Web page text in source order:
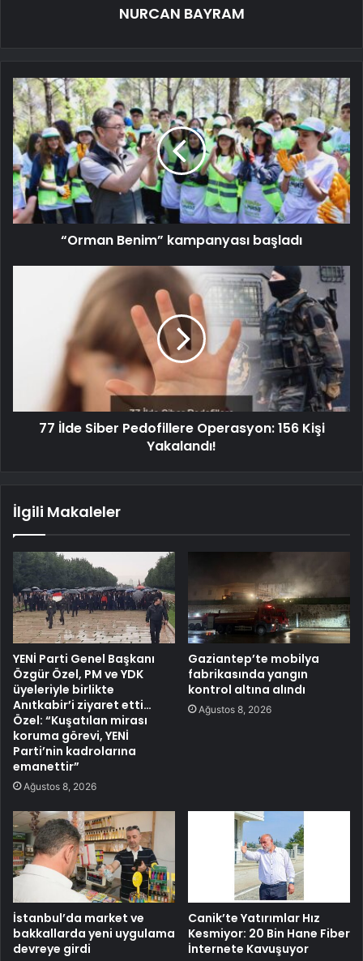
NURCAN BAYRAM
“Orman Benim” kampanyası başladı
77 İlde Siber Pedofillere Operasyon: 156 Kişi
Yakalandı!
İlgili Makaleler
YENİ Parti Genel Başkanı
Özgür Özel, PM ve YDK
üyeleriyle birlikte
Anıtkabir’i ziyaret etti…
Özel: “Kuşatılan mirası
koruma görevi, YENİ
Parti’nin kadrolarına
emanettir”
Ağustos 8, 2026
Gaziantep’te mobilya
fabrikasında yangın
kontrol altına alındı
Ağustos 8, 2026
İstanbul’da market ve
bakkallarda yeni uygulama
devreye girdi
Canik’te Yatırımlar Hız
Kesmiyor: 20 Bin Hane Fiber
İnternete Kavuşuyor